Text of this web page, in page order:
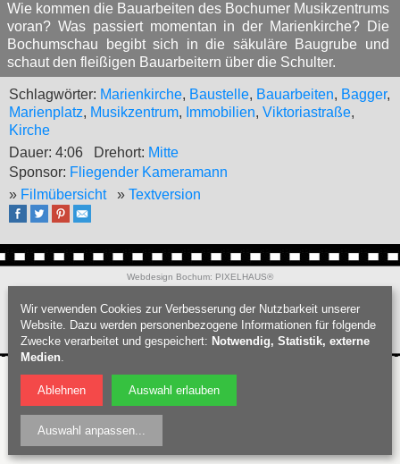
Wie kommen die Bauarbeiten des Bochumer Musikzentrums
voran? Was passiert momentan in der Marienkirche? Die
Bochumschau begibt sich in die säkuläre Baugrube und
schaut den fleißigen Bauarbeitern über die Schulter.
Schlagwörter: Marienkirche, Baustelle, Bauarbeiten, Bagger,
Marienplatz, Musikzentrum, Immobilien, Viktoriastraße,
Kirche
Dauer: 4:06
Drehort: Mitte
Sponsor: Fliegender Kameramann
» Filmübersicht » Textversion
Webdesign Bochum: PIXELHAUS®
Datenschutz
Nutzungsbedingungen Impressum | © Bochumschau 2026
Wir verwenden Cookies zur Verbesserung der Nutzbarkeit unserer
Website. Dazu werden personenbezogene Informationen für folgende
Zwecke verarbeitet und gespeichert: Notwendig, Statistik, externe
Medien.
Ablehnen Auswahl erlauben
Auswahl anpassen...